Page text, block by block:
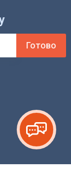
Готово